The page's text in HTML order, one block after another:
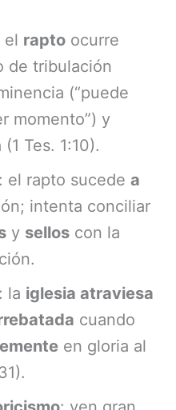
el rapto ocurre
de tribulación
(“puede
momento”) y
Tes. 1:10).
: el rapto sucede a
intenta conciliar
y sellos con la
: la iglesia atraviesa
cuando
en gloria al